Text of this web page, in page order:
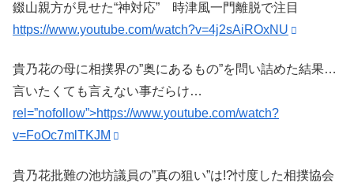
錣山親方が見せた“神対応” 時津風一門離脱で注目
https://www.youtube.com/watch?v=4j2sAiROxNU
貴乃花の母に相撲界の”奥にあるもの”を問い詰めた結果…
言いたくても言えない事だらけ…
rel=”nofollow”>https://www.youtube.com/watch?
v=FoOc7mlTKJM
貴乃花批難の池坊議員の”真の狙い”は!?忖度した相撲協会